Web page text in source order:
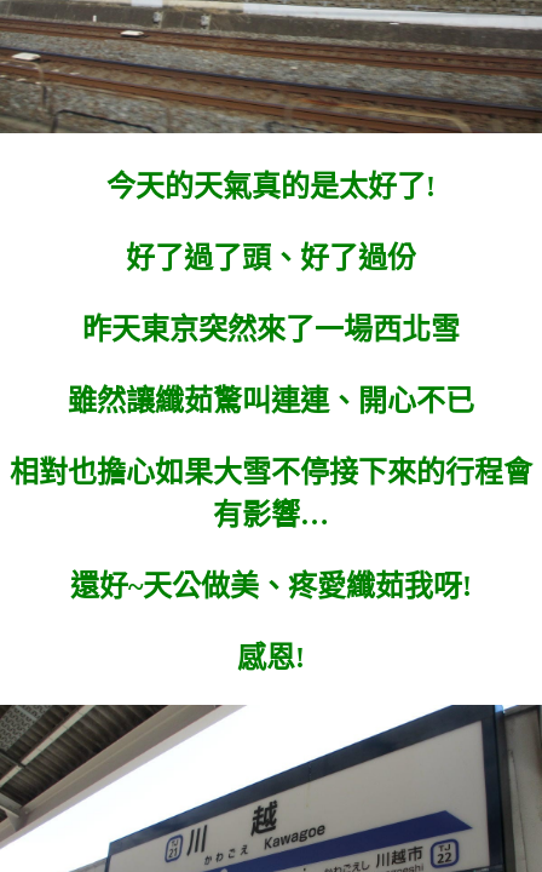
今天的天氣真的是太好了!
好了過了頭、好了過份
昨天東京突然來了一場西北雪
雖然讓纖茹驚叫連連、開心不已
相對也擔心如果大雪不停接下來的行程會
有影響…
還好~天公做美、疼愛纖茹我呀!
感恩!